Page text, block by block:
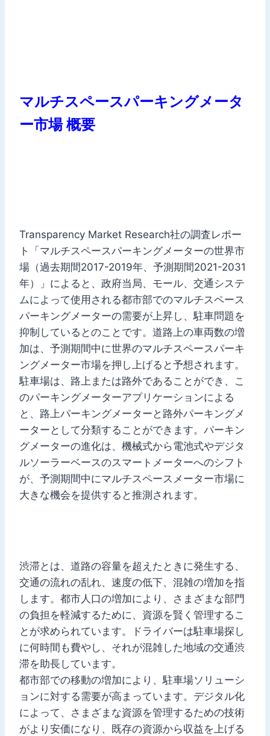
マルチスペースパーキングメータ
ー市場 概要
Transparency Market Research社の調査レポー
ト「マルチスペースパーキングメーターの世界市
場（過去期間2017-2019年、予測期間2021-2031
年）」によると、政府当局、モール、交通システ
ムによって使用される都市部でのマルチスペース
パーキングメーターの需要が上昇し、駐車問題を
抑制しているとのことです。道路上の車両数の増
加は、予測期間中に世界のマルチスペースパーキ
ングメーター市場を押し上げると予想されます。
駐車場は、路上または路外であることができ、こ
のパーキングメーターアプリケーションによる
と、路上パーキングメーターと路外パーキングメ
ーターとして分類することができます。パーキン
グメーターの進化は、機械式から電池式やデジタ
ルソーラーベースのスマートメーターへのシフト
が、予測期間中にマルチスペースメーター市場に
大きな機会を提供すると推測されます。
渋滞とは、道路の容量を超えたときに発生する、
交通の流れの乱れ、速度の低下、混雑の増加を指
します。都市人口の増加により、さまざまな部門
の負担を軽減するために、資源を賢く管理するこ
とが求められています。ドライバーは駐車場探し
に何時間も費やし、それが混雑した地域の交通渋
滞を助長しています。
都市部での移動の増加により、駐車場ソリューシ
ョンに対する需要が高まっています。デジタル化
によって、さまざまな資源を管理するための技術
がより安価になり、既存の資源から収益を上げる